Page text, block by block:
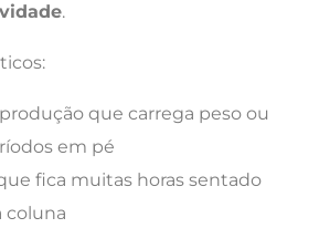
.
que carrega peso ou
em pé
fica muitas horas sentado
coluna